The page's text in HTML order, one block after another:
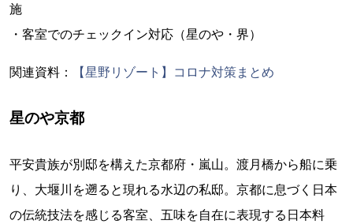
施
・客室でのチェックイン対応（星のや・界）
関連資料： 【星野リゾート】コロナ対策まとめ
星のや京都
平安貴族が別邸を構えた京都府・嵐山。渡月橋から船に乗
り、大堰川を遡ると現れる水辺の私邸。京都に息づく日本
の伝統技法を感じる客室、五味を自在に表現する日本料